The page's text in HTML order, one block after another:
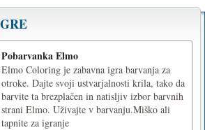
Pobarvanka Elmo
Elmo Coloring je zabavna igra barvanja za
otroke. Dajte svoji ustvarjalnosti krila, tako da
barvite ta brezplačen in natisljiv izbor barvnih
strani Elmo. Uživajte v barvanju.Miško ali
tapnite za igranje